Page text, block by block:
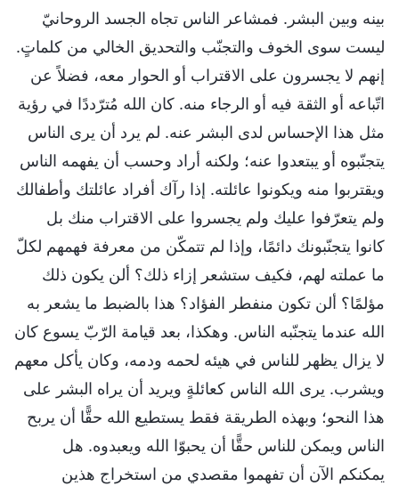
بينه وبين البشر. فمشاعر الناس تجاه الجسد الروحانيّ
ليست سوى الخوف والتجنّب والتحديق الخالي من كلماتٍ.
إنهم لا يجسرون على الاقتراب أو الحوار معه، فضلاً عن
اتّباعه أو الثقة فيه أو الرجاء منه. كان الله مُترّددًا في رؤية
مثل هذا الإحساس لدى البشر عنه. لم يرد أن يرى الناس
يتجنّبوه أو يبتعدوا عنه؛ ولكنه أراد وحسب أن يفهمه الناس
ويقتربوا منه ويكونوا عائلته. إذا رآك أفراد عائلتك وأطفالك
ولم يتعرّفوا عليك ولم يجسروا على الاقتراب منك بل
كانوا يتجنّبونك دائمًا، وإذا لم تتمكّن من معرفة فهمهم لكلّ
ما عملته لهم، فكيف ستشعر إزاء ذلك؟ ألن يكون ذلك
مؤلمًا؟ ألن تكون منفطر الفؤاد؟ هذا بالضبط ما يشعر به
الله عندما يتجنّبه الناس. وهكذا، بعد قيامة الرّبّ يسوع كان
لا يزال يظهر للناس في هيئه لحمه ودمه، وكان يأكل معهم
ويشرب. يرى الله الناس كعائلةٍ ويريد أن يراه البشر على
هذا النحو؛ وبهذه الطريقة فقط يستطيع الله حقًّا أن يربح
الناس ويمكن للناس حقًّا أن يحبوّا الله ويعبدوه. هل
يمكنكم الآن أن تفهموا مقصدي من استخراج هذين